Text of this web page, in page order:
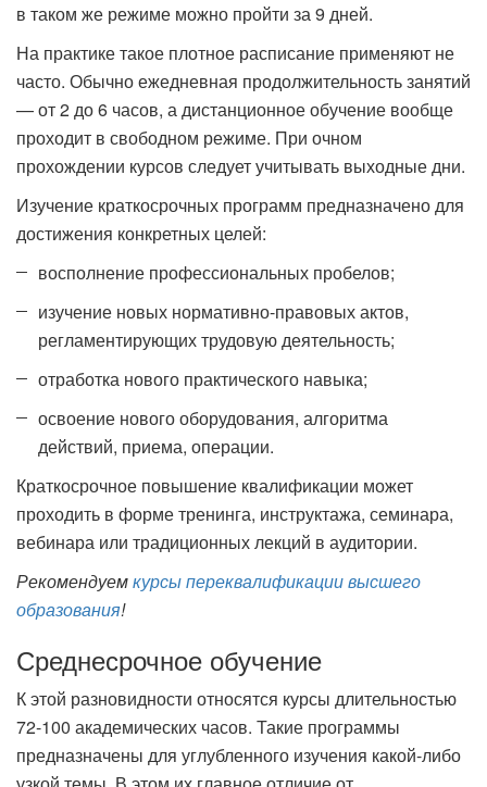
в таком же режиме можно пройти за 9 дней.
На практике такое плотное расписание применяют не
часто. Обычно ежедневная продолжительность занятий
— от 2 до 6 часов, а дистанционное обучение вообще
проходит в свободном режиме. При очном
прохождении курсов следует учитывать выходные дни.
Изучение краткосрочных программ предназначено для
достижения конкретных целей:
восполнение профессиональных пробелов;
изучение новых нормативно-правовых актов,
регламентирующих трудовую деятельность;
отработка нового практического навыка;
освоение нового оборудования, алгоритма
действий, приема, операции.
Краткосрочное повышение квалификации может
проходить в форме тренинга, инструктажа, семинара,
вебинара или традиционных лекций в аудитории.
Рекомендуемкурсы переквалификации высшего
образования!
Среднесрочное обучение
К этой разновидности относятся курсы длительностью
72-100 академических часов. Такие программы
предназначены для углубленного изучения какой-либо